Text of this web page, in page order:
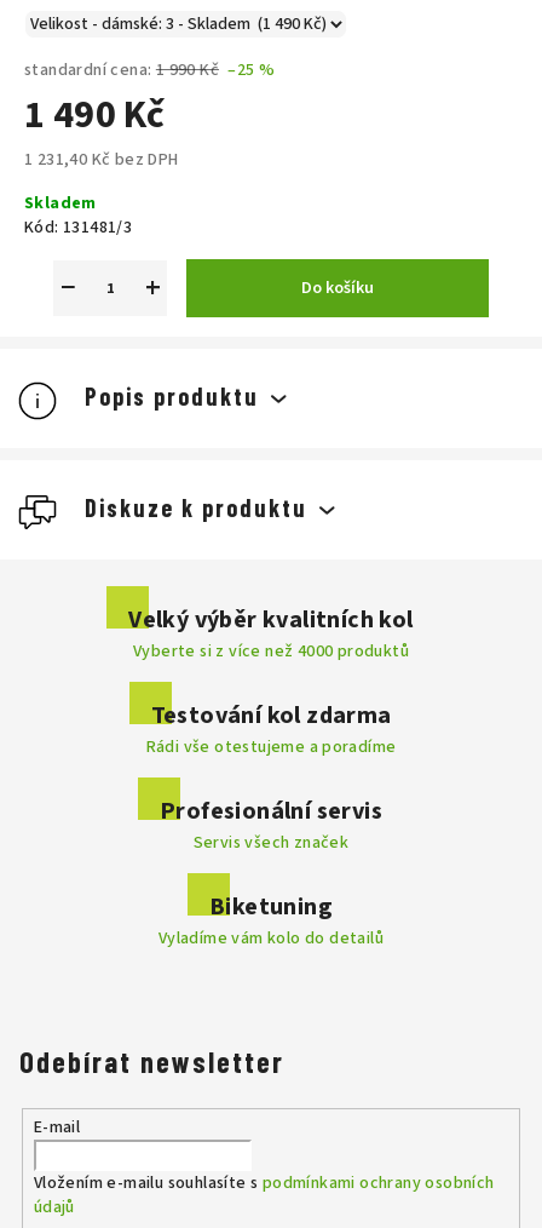
standardní cena: 1 990 Kč –25 %
1 490 Kč
1 231,40 Kč bez DPH
cena:
Skladem
Kód: 131481/3
+
− Do košíku
Popis produktu
Diskuze k produktu
Přidat komentář
Velký výběr kvalitních kol
Vyberte si z více než 4000 produktů
Testování kol zdarma
Rádi vše otestujeme a poradíme
Profesionální servis
Servis všech značek
Biketuning
Vyladíme vám kolo do detailů
Odebírat newsletter
E-mail
Vložením e-mailu souhlasíte s podmínkami ochrany osobních
údajů